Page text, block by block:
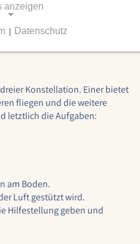
diese spielerische Form von
Konstellation. Einer bietet
fliegen und die weitere
letztlich die Aufgaben:
am Boden.
Luft gestützt wird.
Hilfestellung geben und
anzeigen
die ausgewählten
des Benutzers
Datenschutz